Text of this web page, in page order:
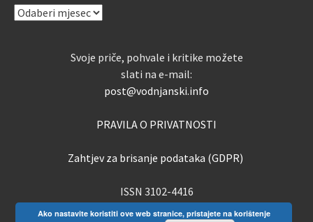
ARHIVA
Svoje priče, pohvale i kritike možete
slati na e-mail:
post@vodnjanski.info
PRAVILA O PRIVATNOSTI
Zahtjev za brisanje podataka (GDPR)
ISSN 3102-4416
Ako nastavite koristiti ove web stranice, pristajete na korištenje